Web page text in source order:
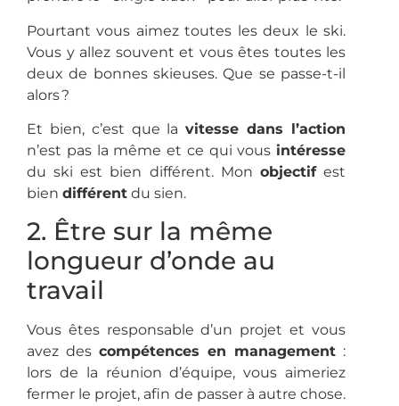
Pourtant vous aimez toutes les deux le ski.
Vous y allez souvent et vous êtes toutes les
deux de bonnes skieuses. Que se passe-t-il
alors ?
Et bien, c’est que lavitesse dans l’action
n’est pas la même et ce qui vous intéresse
du ski est bien différent. Mon objectifest
bien différent du sien.
2. Être sur la même
longueur d’onde au
travail
Vous êtes responsable d’un projet et vous
avez des compétences en management :
lors de la réunion d’équipe, vous aimeriez
fermer le projet, afin de passer à autre chose.